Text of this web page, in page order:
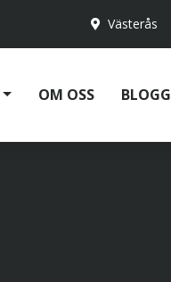
Västerås
OM OSS BLOGG